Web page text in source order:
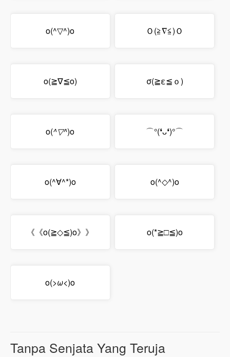
o(^▽^)o Ｏ(≧∇≦)Ｏ
o(≧∇≦o) σ(≧ε≦ｏ)
o(^▽^)o ⌒°(❛ᴗ❛)°⌒
o(^∀^*)o o(^◇^)o
《《o(≧◇≦)o》》 o(*≧□≦)o
o(>ω<)o
Tanpa Senjata Yang Teruja